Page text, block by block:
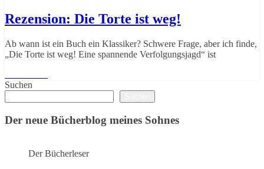
Rezension: Die Torte ist weg!
Ab wann ist ein Buch ein Klassiker? Schwere Frage, aber ich finde,
„Die Torte ist weg! Eine spannende Verfolgungsjagd“ ist
Suchen
Der neue Bücherblog meines Sohnes
Der Bücherleser